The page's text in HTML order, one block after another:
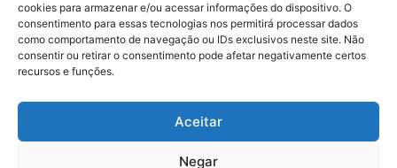
cookies para armazenar e/ou acessar informações do dispositivo. O
consentimento para essas tecnologias nos permitirá processar dados
como comportamento de navegação ou IDs exclusivos neste site. Não
consentir ou retirar o consentimento pode afetar negativamente certos
recursos e funções.
Aceitar
Negar